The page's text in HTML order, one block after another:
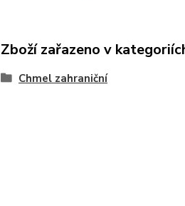
Zboží zařazeno v
Chmel zahraniční